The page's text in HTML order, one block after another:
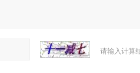
请输入计算